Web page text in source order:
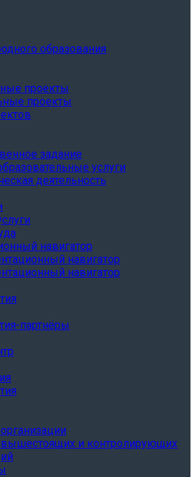
образования
проекты
проекты
задание
услуги
деятельность
навигатор
навигатор
навигатор
партнёры
и контролирующих